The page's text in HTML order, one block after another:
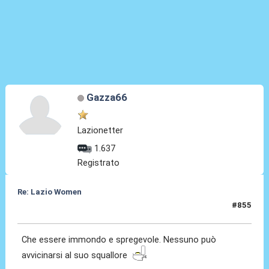
Gazza66
Lazionetter
1.637
Registrato
Re: Lazio Women
#855
Che essere immondo e spregevole. Nessuno può
avvicinarsi al suo squallore